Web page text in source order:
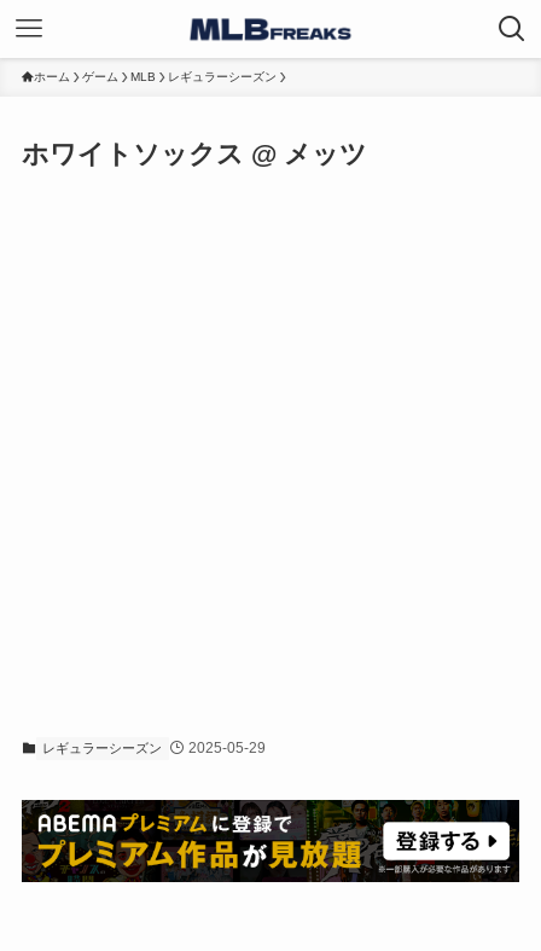
ホーム ゲーム MLB レギュラーシーズン
ホワイトソックス @ メッツ
レギュラーシーズン 2025-05-29